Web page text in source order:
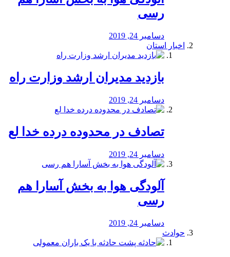
رسی
دسامبر 24, 2019
اخبار استان
بازدید مدیران ارشد وزارت راه
دسامبر 24, 2019
تصادف در محدوده درده خدا لع
دسامبر 24, 2019
آلودگی هوا به بخش آسارا هم
رسی
دسامبر 24, 2019
حوادث